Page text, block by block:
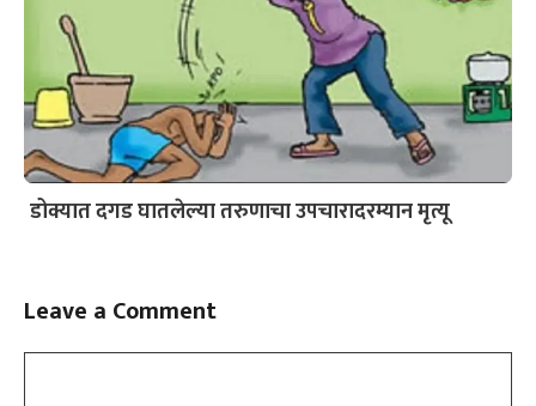
डोक्यात दगड घातलेल्या तरुणाचा उपचारादरम्यान मृत्यू
Leave a Comment